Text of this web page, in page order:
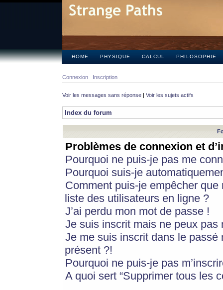
HOME PHYSIQUE CALCUL PHILOSOPHIE
Connexion Inscription
Voir les messages sans réponse | Voir les sujets actifs
Index du forum
Problèmes de connexion et
Pourquoi ne puis-je pas me
Pourquoi suis-je
Comment puis-je empêcher
liste des utilisateurs en ligne ?
J’ai perdu mon mot de passe !
Je suis inscrit mais ne peux pas
Je me suis inscrit dans le
présent ?!
Pourquoi ne puis-je pas
A quoi sert “Supprimer tous les